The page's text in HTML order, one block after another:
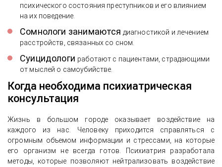
психического состояния преступников и его влиянием
на их поведение.
Сомнологи занимаются диагностикой и лечением
расстройств, связанных со сном.
Суицидологи работают с пациентами, страдающими
от мыслей о самоубийстве.
Когда необходима психиатрическая
консультация
Жизнь в большом городе оказывает воздействие на
каждого из нас. Человеку приходится справляться с
огромным объемом информации и стрессами, на которые
его организм не всегда готов. Психиатрия разработала
методы, которые позволяют нейтрализовать воздействие